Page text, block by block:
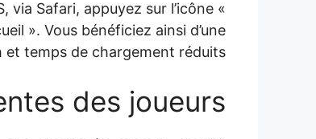
via Safari, appuyez sur l’icône «
». Vous bénéficiez ainsi d’une
temps de chargement réduits.
des joueurs